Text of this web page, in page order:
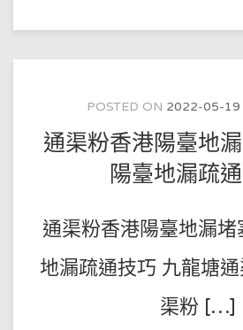
POSTED ON 2022-05-19
通渠粉香港陽臺地
陽臺地漏疏
通渠粉香港陽臺地漏
地漏疏通技巧 九龍塘
渠粉 […]